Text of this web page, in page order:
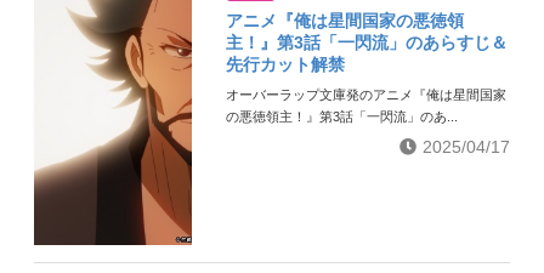
アニメ『俺は星間国家の悪徳領
主！』第3話「一閃流」のあらすじ＆
先行カット解禁
オーバーラップ文庫発のアニメ『俺は星間国家
の悪徳領主！』第3話「一閃流」のあ...
2025/04/17